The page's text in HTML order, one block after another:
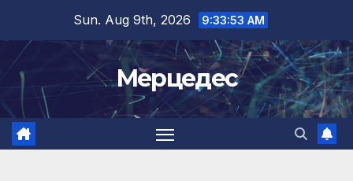
content
Sun. Aug 9th, 2026 9:33:54 AM
Мерцедес